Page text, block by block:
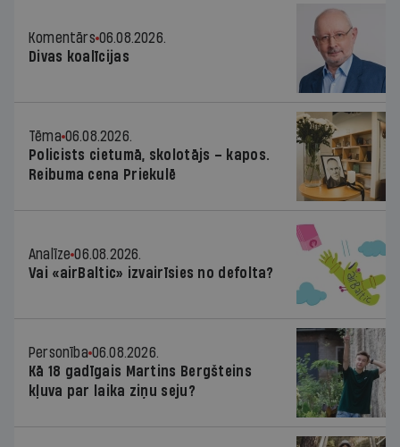
Komentārs 06.08.2026.
Divas koalīcijas
Tēma 06.08.2026.
Policists cietumā, skolotājs – kapos.
Reibuma cena Priekulē
Analīze 06.08.2026.
Vai «airBaltic» izvairīsies no defolta?
Personība 06.08.2026.
Kā 18 gadīgais Martins Bergšteins
kļuva par laika ziņu seju?